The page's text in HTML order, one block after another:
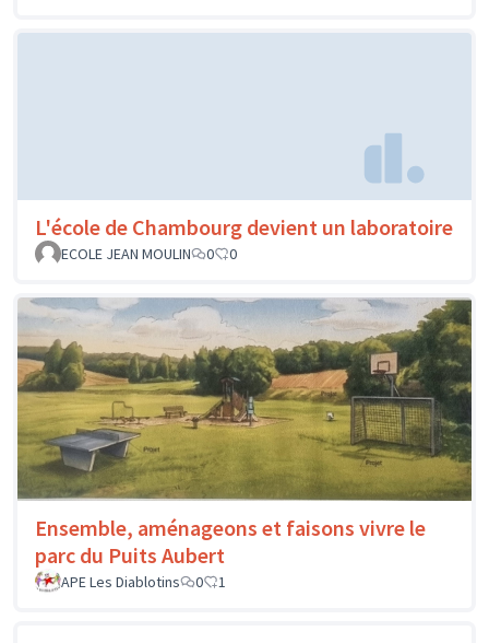
L'école de Chambourg devient un laboratoire
ECOLE JEAN MOULIN 0 0
Ensemble, aménageons et faisons vivre le
parc du Puits Aubert
APE Les Diablotins 0 1